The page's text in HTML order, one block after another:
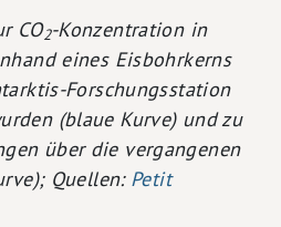
CO2-Konzentration in
eines Eisbohrkerns
Forschungsstation
(blaue Kurve) und zu
über die vergangenen
Quellen: Petit